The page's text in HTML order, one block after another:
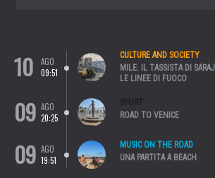
10
AGO
09:51
CULTURE AND SOCIETY
MILE: IL TASSISTA DI
LE LINEE DI FUOCO
09 AGO
20:25
SPORT
ROAD TO VENICE
09 AGO
19:51
MUSIC ON THE ROAD
UNA PARTITA A BEACH